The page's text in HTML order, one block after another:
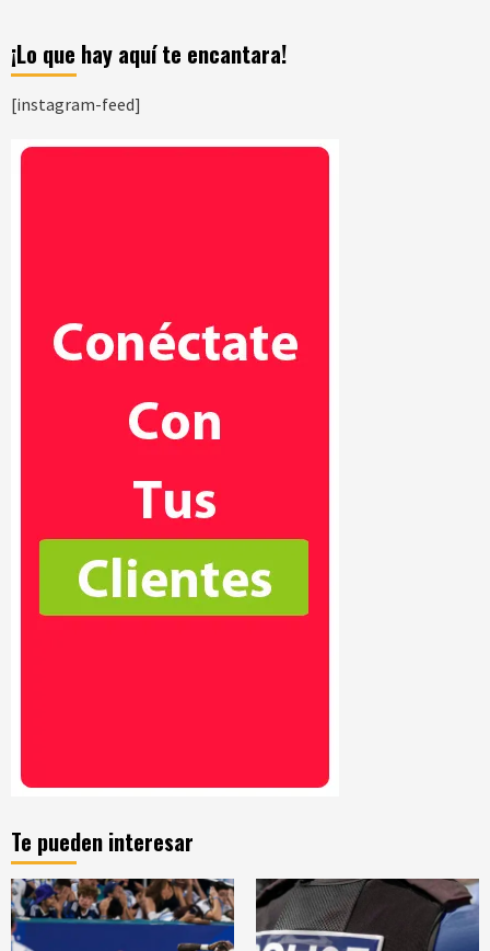
¡Lo que hay aquí te encantara!
[instagram-feed]
Te pueden interesar